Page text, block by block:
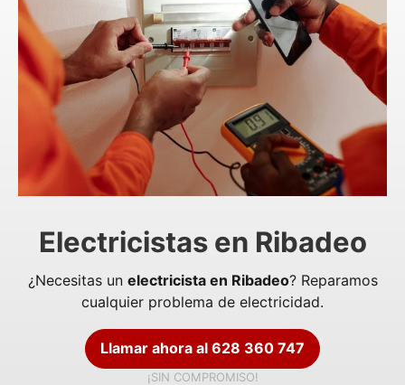
Electricistas en Ribadeo
¿Necesitas un electricista en Ribadeo? Reparamos
cualquier problema de electricidad.
Llamar ahora al 628 360 747
¡SIN COMPROMISO!